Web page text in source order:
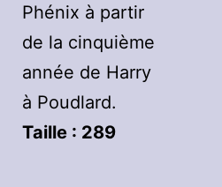
Phénix à partir
de la cinquième
année de Harry
à Poudlard.
Taille : 289